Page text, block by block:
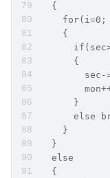
  {
for(i=0;
    {
      {
sec-
      }
else
    }
  }
  else
  {